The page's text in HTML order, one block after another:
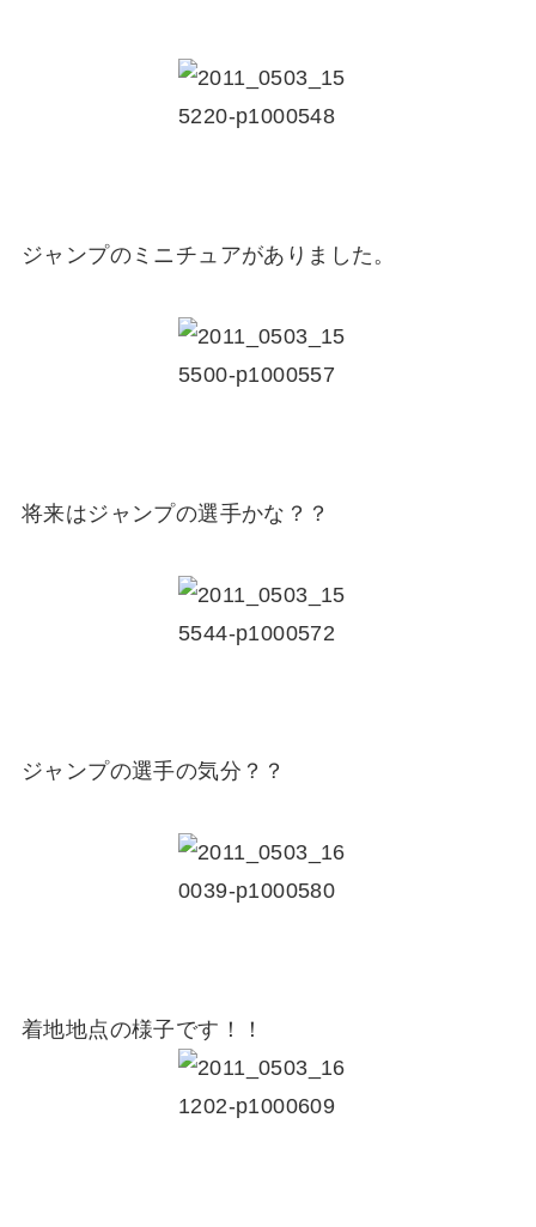
ジャンプのミニチュアがありました。
将来はジャンプの選手かな？？
ジャンプの選手の気分？？
着地地点の様子です！！